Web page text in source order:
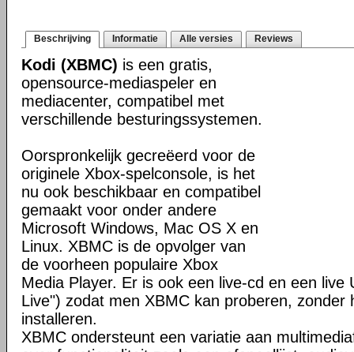
Beschrijving Informatie Alle versies Reviews
Kodi (XBMC) is een gratis,
opensource-mediaspeler en
mediacenter, compatibel met
verschillende besturingssystemen.
Oorspronkelijk gecreëerd voor de
originele Xbox-spelconsole, is het
nu ook beschikbaar en compatibel
gemaakt voor onder andere
Microsoft Windows, Mac OS X en
Linux. XBMC is de opvolger van
de voorheen populaire Xbox
Media Player. Er is ook een live-cd en een live
Live") zodat men XBMC kan proberen, zonder
installeren.
XBMC ondersteunt een variatie aan